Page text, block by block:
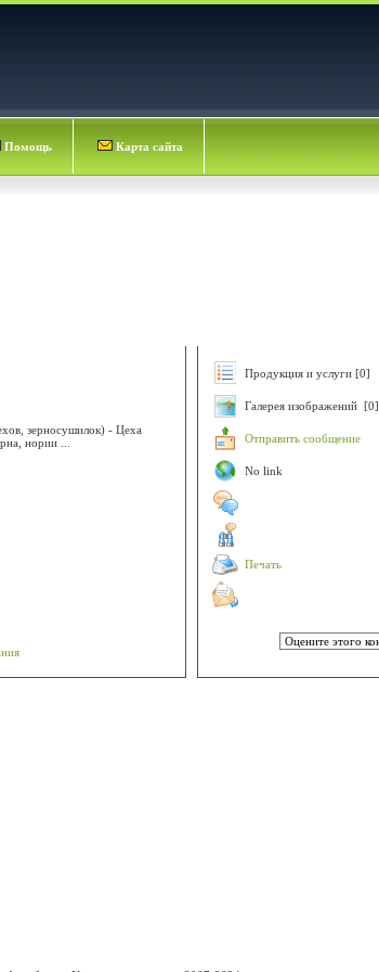
Помощь Карта сайта
зерносушилок) - Цеха
нории ...
Продукция и услуги [0]
Галерея изображений [0]
Отправить сообщение
No link
Печать